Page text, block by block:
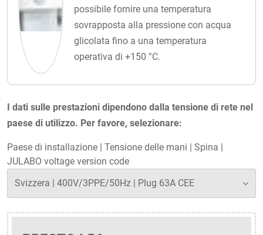
possibile fornire una temperatura
sovrapposta alla pressione con acqua
glicolata fino a una temperatura
operativa di +150 °C.
I dati sulle prestazioni dipendono dalla tensione di rete nel
paese di utilizzo. Per favore, selezionare:
Paese di installazione | Tensione delle mani | Spina |
JULABO voltage version code